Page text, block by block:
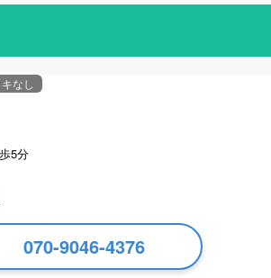
キなし
5分
070-9046-4376